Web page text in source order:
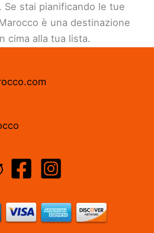
Se stai pianificando le tue
è una destinazione
cima alla tua lista.